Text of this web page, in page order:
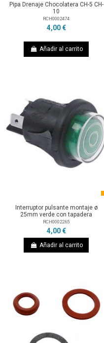
Pipa Drenaje Chocolatera CH-5 CH-
10
RCH0002474
4,00 €
Añadir al carrito
Interruptor pulsante montaje ø
25mm verde con tapadera
RCH0002265
4,00 €
Añadir al carrito